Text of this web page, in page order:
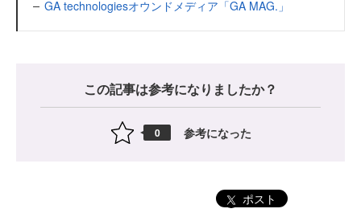
GA technologiesオウンドメディア「GA MAG.」
この記事は参考になりましたか？
0 参考になった
ポスト